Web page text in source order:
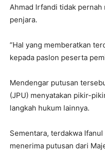
Ahmad Irfandi tidak
penjara.
“Hal yang memberatkan
kepada paslon peserta
Mendengar putusan
(JPU) menyatakan pikir-
langkah hukum lainnya.
Sementara, terdakwa
menerima putusan dari